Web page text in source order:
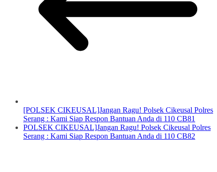
[POLSEK CIKEUSAL]Jangan Ragu! Polsek Cikeusal Polres
Serang : Kami Siap Respon Bantuan Anda di 110 CB81
POLSEK CIKEUSAL]Jangan Ragu! Polsek Cikeusal Polres
Serang : Kami Siap Respon Bantuan Anda di 110 CB82